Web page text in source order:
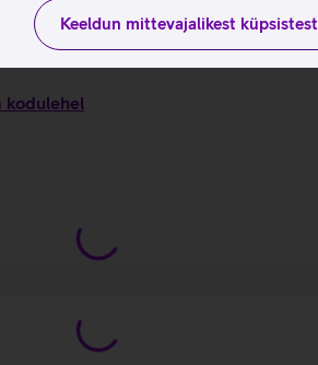
Keeldun mittevajalikest küpsistest
kodulehel